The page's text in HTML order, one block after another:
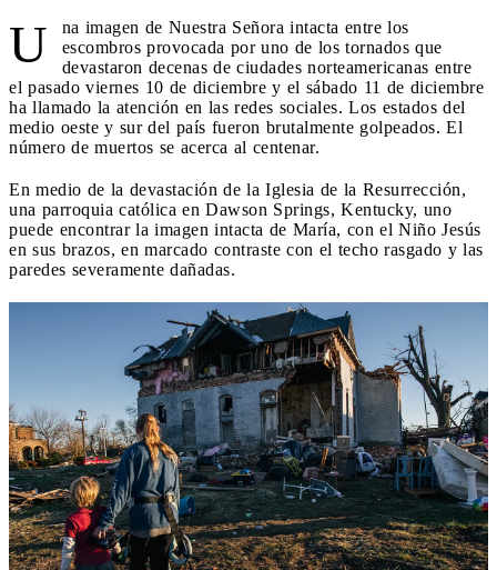
U
na imagen de Nuestra Señora intacta entre los
escombros provocada por uno de los tornados que
devastaron decenas de ciudades norteamericanas entre
el pasado viernes 10 de diciembre y el sábado 11 de diciembre
ha llamado la atención en las redes sociales. Los estados del
medio oeste y sur del país fueron brutalmente golpeados. El
número de muertos se acerca al centenar.
En medio de la devastación de la Iglesia de la Resurrección,
una parroquia católica en Dawson Springs, Kentucky, uno
puede encontrar la imagen intacta de María, con el Niño Jesús
en sus brazos, en marcado contraste con el techo rasgado y las
paredes severamente dañadas.